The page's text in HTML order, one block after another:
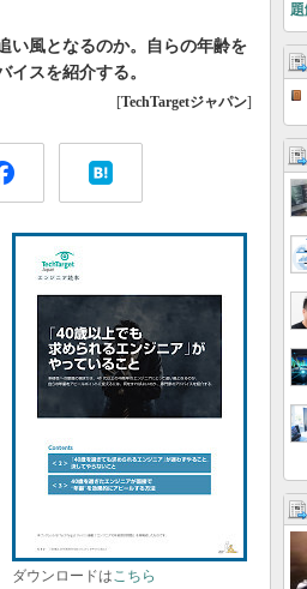
い風となるのか。自らの年齢を
スを紹介する。
[TechTargetジャパン]
ダウンロードはこちら